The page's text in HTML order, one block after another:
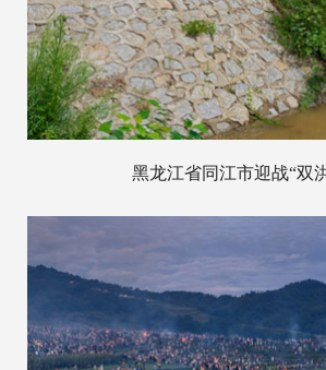
黑龙江省同江市迎战“双